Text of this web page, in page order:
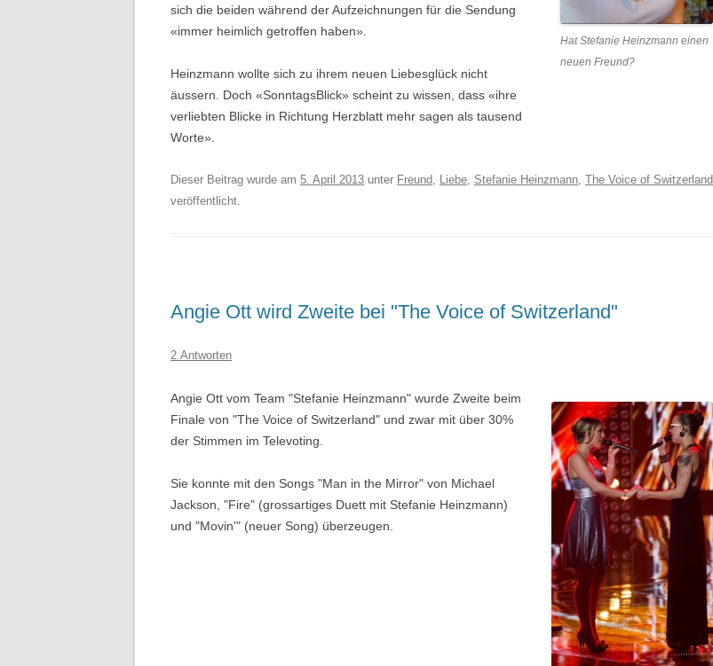
Hat Stefanie Heinzmann einen
neuen Freund?
sich die beiden während der Aufzeichnungen für die Sendung
«immer heimlich getroffen haben».
Heinzmann wollte sich zu ihrem neuen Liebesglück nicht
äussern. Doch «SonntagsBlick» scheint zu wissen, dass «ihre
verliebten Blicke in Richtung Herzblatt mehr sagen als tausend
Worte».
Dieser Beitrag wurde am 5. April 2013 unter Freund, Liebe, Stefanie Heinzmann, The Voice of Switzerland
veröffentlicht.
Angie Ott wird Zweite bei "The Voice of Switzerland"
2 Antworten
Angie Ott vom Team "Stefanie Heinzmann" wurde Zweite beim
Finale von "The Voice of Switzerland" und zwar mit über 30%
der Stimmen im Televoting.
Sie konnte mit den Songs "Man in the Mirror" von Michael
Jackson, "Fire" (grossartiges Duett mit Stefanie Heinzmann)
und "Movin'" (neuer Song) überzeugen.